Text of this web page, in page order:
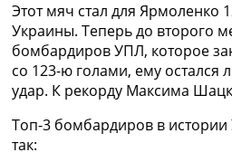
Конкурс прогнозов
Логин
Рейтинги
Правила
Коллективный
Турниры
Чемпионат Мира
Этот мяч стал для Ярмоленко
Украины. Теперь до второго
бомбардиров УПЛ, которое
со 123-ю голами, ему остался
удар. К рекорду Максима
Топ-3 бомбардиров в
так: